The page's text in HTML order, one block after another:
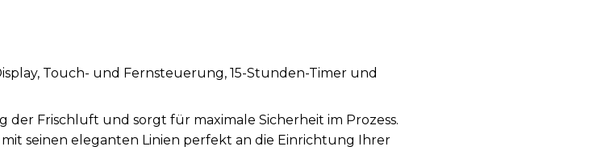
Touch- und Fernsteuerung, 15-Stunden-Timer und
der Frischluft und sorgt für maximale Sicherheit im Prozess.
mit seinen eleganten Linien perfekt an die Einrichtung Ihrer